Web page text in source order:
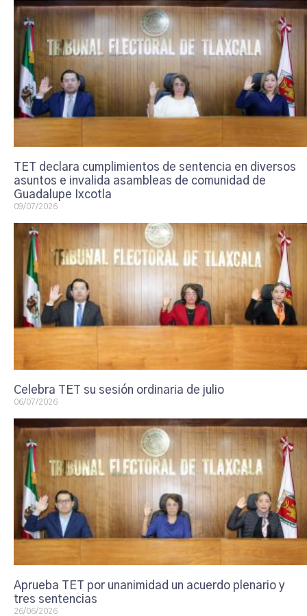
TET declara cumplimientos de sentencia en diversos
asuntos e invalida asambleas de comunidad de
Guadalupe Ixcotla
09/07/2026
Celebra TET su sesión ordinaria de julio
06/07/2026
Aprueba TET por unanimidad un acuerdo plenario y
tres sentencias
26/06/2026